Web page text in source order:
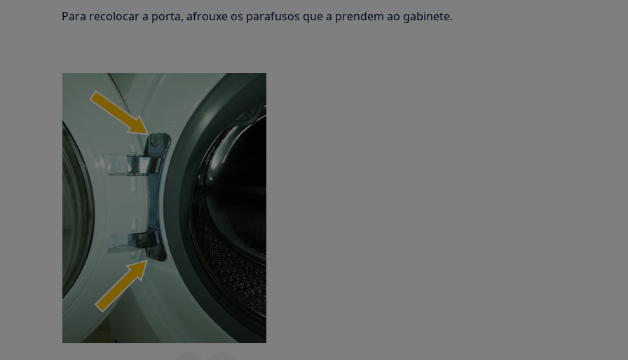
Para recolocar a porta, afrouxe os parafusos que a prendem ao gabinete.